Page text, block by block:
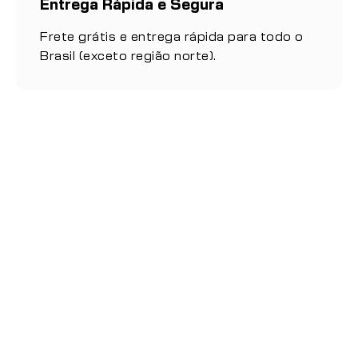
Entrega Rápida e Segura
Frete grátis e entrega rápida para todo o
Brasil (exceto região norte).